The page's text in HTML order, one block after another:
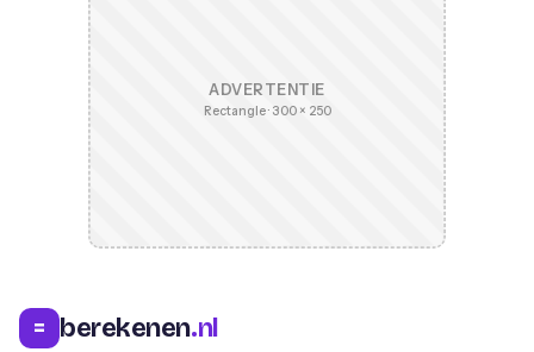
ADVERTENTIE
Rectangle · 300 × 250
= berekenen.nl